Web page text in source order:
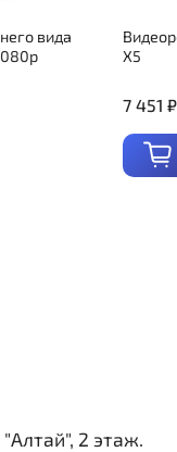
вида
X5
7 451 ₽
2 этаж.